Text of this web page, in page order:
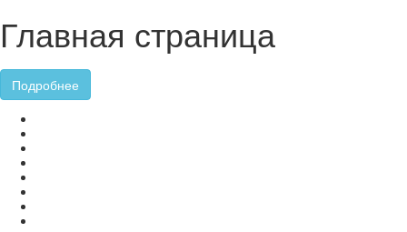
Главная страница
Подробнее